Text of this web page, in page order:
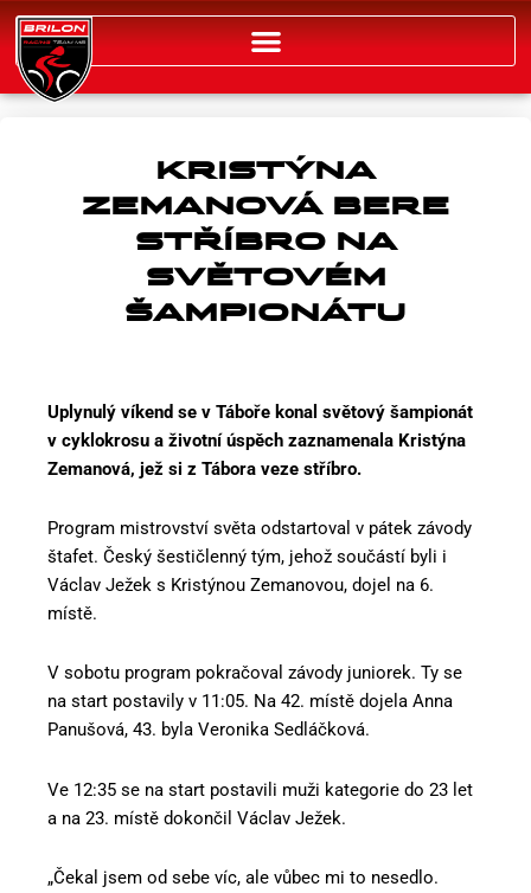
Přeskočit
na
obsah
KRISTÝNA
ZEMANOVÁ BERE
STŘÍBRO NA
SVĚTOVÉM
ŠAMPIONÁTU
Uplynulý víkend se v Táboře konal světový šampionát
v cyklokrosu a životní úspěch zaznamenala Kristýna
Zemanová, jež si z Tábora veze stříbro.
Program mistrovství světa odstartoval v pátek závody
štafet. Český šestičlenný tým, jehož součástí byli i
Václav Ježek s Kristýnou Zemanovou, dojel na 6.
místě.
V sobotu program pokračoval závody juniorek. Ty se
na start postavily v 11:05. Na 42. místě dojela Anna
Panušová, 43. byla Veronika Sedláčková.
Ve 12:35 se na start postavili muži kategorie do 23 let
a na 23. místě dokončil Václav Ježek.
„Čekal jsem od sebe víc, ale vůbec mi to nesedlo.